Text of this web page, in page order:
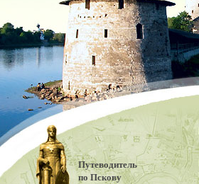
Путеводитель
по Пскову